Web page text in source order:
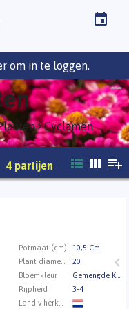
om in te loggen.
Cyclamen
4 partijen
Potmaat (cm)
10,5 Cm
Plant diameter min.(cm)
20
Bloemkleur
Gemengde Kleuren
Rijpheid
3-4
kopen.